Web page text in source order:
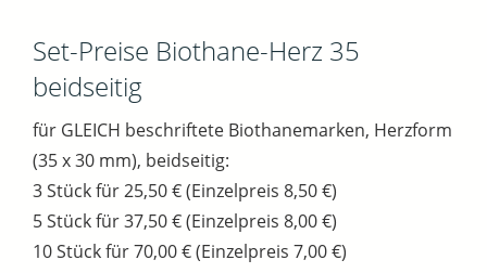
Set-Preise Biothane-Herz 35
beidseitig
für GLEICH beschriftete Biothanemarken, Herzform
(35 x 30 mm), beidseitig:
3 Stück für 25,50 € (Einzelpreis 8,50 €)
5 Stück für 37,50 € (Einzelpreis 8,00 €)
10 Stück für 70,00 € (Einzelpreis 7,00 €)